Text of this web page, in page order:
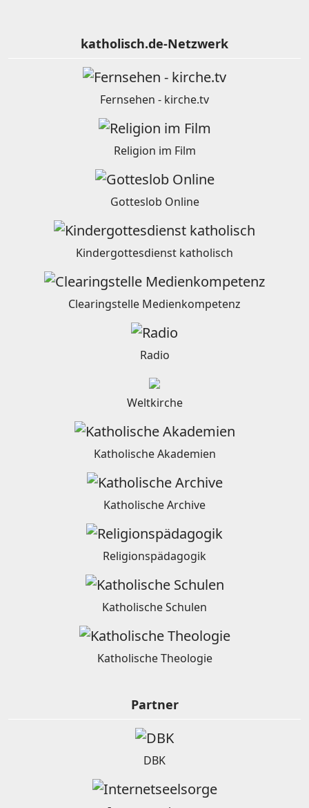
katholisch.de-Netzwerk
Fernsehen - kirche.tv
Religion im Film
Gotteslob Online
Kindergottesdienst katholisch
Clearingstelle Medienkompetenz
Radio
Weltkirche
Katholische Akademien
Katholische Archive
Religionspädagogik
Katholische Schulen
Katholische Theologie
Partner
DBK